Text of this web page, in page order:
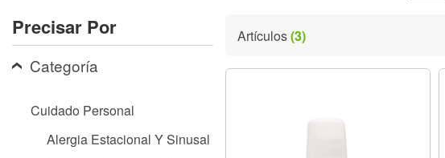
accesibilidad.
Presione
Control-
ajustar
Precisar Por
Categoría
Cuidado Personal
Alergia Estacional Y Sinusal
Artículos(3)